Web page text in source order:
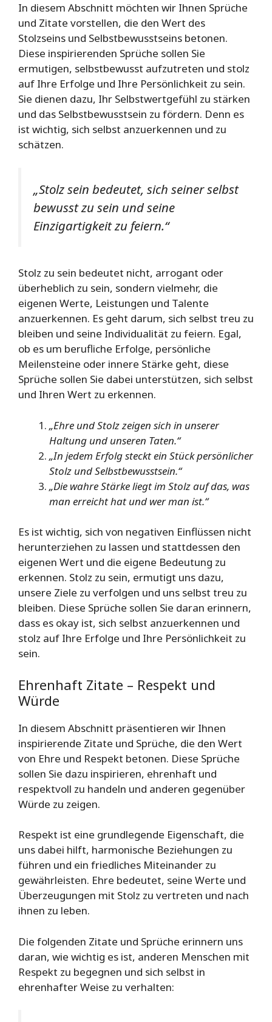
In diesem Abschnitt möchten wir Ihnen Sprüche
und Zitate vorstellen, die den Wert des
Stolzseins und Selbstbewusstseins betonen.
Diese inspirierenden Sprüche sollen Sie
ermutigen, selbstbewusst aufzutreten und stolz
auf Ihre Erfolge und Ihre Persönlichkeit zu sein.
Sie dienen dazu, Ihr Selbstwertgefühl zu stärken
und das Selbstbewusstsein zu fördern. Denn es
ist wichtig, sich selbst anzuerkennen und zu
schätzen.
„Stolz sein bedeutet, sich seiner selbst
bewusst zu sein und seine
Einzigartigkeit zu feiern.“
Stolz zu sein bedeutet nicht, arrogant oder
überheblich zu sein, sondern vielmehr, die
eigenen Werte, Leistungen und Talente
anzuerkennen. Es geht darum, sich selbst treu zu
bleiben und seine Individualität zu feiern. Egal,
ob es um berufliche Erfolge, persönliche
Meilensteine oder innere Stärke geht, diese
Sprüche sollen Sie dabei unterstützen, sich selbst
und Ihren Wert zu erkennen.
„Ehre und Stolz zeigen sich in unserer
Haltung und unseren Taten.“
„In jedem Erfolg steckt ein Stück persönlicher
Stolz und Selbstbewusstsein.“
„Die wahre Stärke liegt im Stolz auf das, was
man erreicht hat und wer man ist.“
Es ist wichtig, sich von negativen Einflüssen nicht
herunterziehen zu lassen und stattdessen den
eigenen Wert und die eigene Bedeutung zu
erkennen. Stolz zu sein, ermutigt uns dazu,
unsere Ziele zu verfolgen und uns selbst treu zu
bleiben. Diese Sprüche sollen Sie daran erinnern,
dass es okay ist, sich selbst anzuerkennen und
stolz auf Ihre Erfolge und Ihre Persönlichkeit zu
sein.
Ehrenhaft Zitate – Respekt und
Würde
In diesem Abschnitt präsentieren wir Ihnen
inspirierende Zitate und Sprüche, die den Wert
von Ehre und Respekt betonen. Diese Sprüche
sollen Sie dazu inspirieren, ehrenhaft und
respektvoll zu handeln und anderen gegenüber
Würde zu zeigen.
Respekt ist eine grundlegende Eigenschaft, die
uns dabei hilft, harmonische Beziehungen zu
führen und ein friedliches Miteinander zu
gewährleisten. Ehre bedeutet, seine Werte und
Überzeugungen mit Stolz zu vertreten und nach
ihnen zu leben.
Die folgenden Zitate und Sprüche erinnern uns
daran, wie wichtig es ist, anderen Menschen mit
Respekt zu begegnen und sich selbst in
ehrenhafter Weise zu verhalten: